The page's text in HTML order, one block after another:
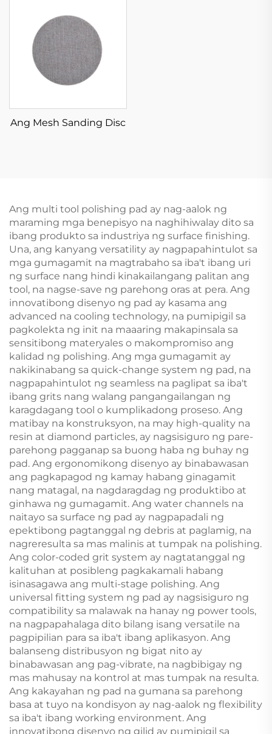
Ang Mesh Sanding Disc
Ang multi tool polishing pad ay nag-aalok ng
maraming mga benepisyo na naghihiwalay dito sa
ibang produkto sa industriya ng surface finishing.
Una, ang kanyang versatility ay nagpapahintulot sa
mga gumagamit na magtrabaho sa iba't ibang uri
ng surface nang hindi kinakailangang palitan ang
tool, na nagse-save ng parehong oras at pera. Ang
innovatibong disenyo ng pad ay kasama ang
advanced na cooling technology, na pumipigil sa
pagkolekta ng init na maaaring makapinsala sa
sensitibong materyales o makompromiso ang
kalidad ng polishing. Ang mga gumagamit ay
nakikinabang sa quick-change system ng pad, na
nagpapahintulot ng seamless na paglipat sa iba't
ibang grits nang walang pangangailangan ng
karagdagang tool o kumplikadong proseso. Ang
matibay na konstruksyon, na may high-quality na
resin at diamond particles, ay nagsisiguro ng pare-
parehong pagganap sa buong haba ng buhay ng
pad. Ang ergonomikong disenyo ay binabawasan
ang pagkapagod ng kamay habang ginagamit
nang matagal, na nagdaragdag ng produktibo at
ginhawa ng gumagamit. Ang water channels na
naitayo sa surface ng pad ay nagpapadali ng
epektibong pagtanggal ng debris at paglamig, na
nagreresulta sa mas malinis at tumpak na polishing.
Ang color-coded grit system ay nagtatanggal ng
kalituhan at posibleng pagkakamali habang
isinasagawa ang multi-stage polishing. Ang
universal fitting system ng pad ay nagsisiguro ng
compatibility sa malawak na hanay ng power tools,
na nagpapahalaga dito bilang isang versatile na
pagpipilian para sa iba't ibang aplikasyon. Ang
balanseng distribusyon ng bigat nito ay
binabawasan ang pag-vibrate, na nagbibigay ng
mas mahusay na kontrol at mas tumpak na resulta.
Ang kakayahan ng pad na gumana sa parehong
basa at tuyo na kondisyon ay nag-aalok ng flexibility
sa iba't ibang working environment. Ang
innovatibong disenyo ng gilid ay pumipigil sa